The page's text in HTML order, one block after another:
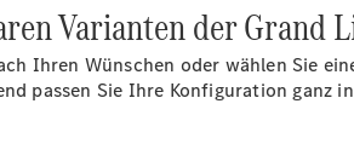
Varianten der Grand
Ihren Wünschen oder wählen Sie
passen Sie Ihre Konfiguration